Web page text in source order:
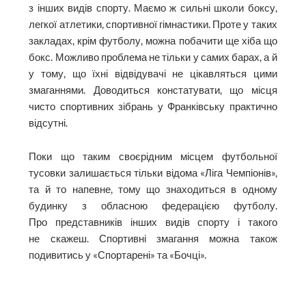
з інших видів спорту. Маємо ж сильні школи боксу,
легкої атлетики, спортивної гімнастики. Проте у таких
закладах, крім футболу, можна побачити ще хіба що
бокс. Можливо проблема не тільки у самих барах, а й
у тому, що їхні відвідувачі не цікавляться цими
змаганнями. Доводиться констатувати, що місця
чисто спортивних зібрань у Франківську практично
відсутні.
Поки що таким своєрідним місцем футбольної
тусовки залишається тільки відома «Ліга Чемпіонів»,
та й то напевне, тому що знаходиться в одному
будинку з обласною федерацією футболу.
Про представників інших видів спорту і такого
не скажеш. Спортивні змагання можна також
подивитись у «Спортарені» та «Бочці».